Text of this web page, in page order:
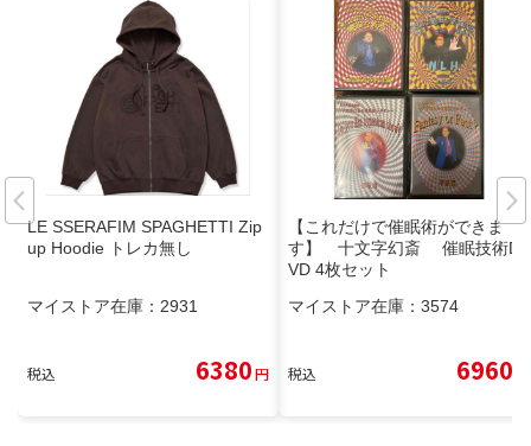
LE SSERAFIM SPAGHETTI Zip
up Hoodie トレカ無し
マイストア在庫： 2931
税込 6380円
【これだけで催眠術ができま
す】 十文字幻斎 催眠技術D
VD 4枚セット
マイストア在庫： 3574
税込 6960